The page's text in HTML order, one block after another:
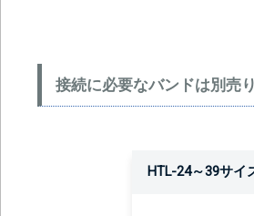
接続に必要なバンドは別売
HTL-24～39サイ